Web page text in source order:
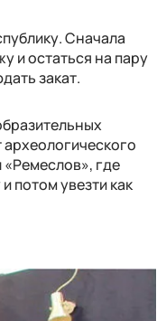
Сначала
и остаться на пару
закат.
археологического
где
потом увезти как